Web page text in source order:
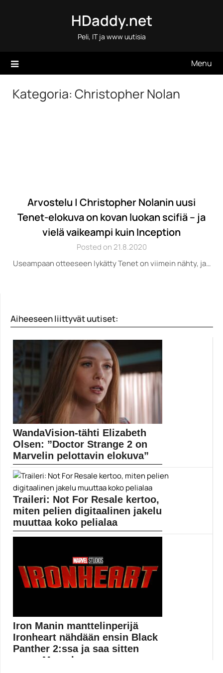
HDaddy.net
Peli, IT ja www uutisia
Menu
Kategoria: Christopher Nolan
Arvostelu | Christopher Nolanin uusi
Tenet-elokuva on kovan luokan scifiä – ja
vielä vaikeampi kuin Inception
Posted on 21.8.2020
Useampaan otteeseen lykätty Tenet on viimein nähty, ja…
Aiheeseen liittyvät uutiset:
WandaVision-tähti Elizabeth
Olsen: ”Doctor Strange 2 on
Marvelin pelottavin elokuva”
Doctor Strange in the Multiverse of Madness -elokuva...
Doctor Strange in the Multiverse of Madness
Traileri: Not For Resale kertoo,
miten pelien digitaalinen jakelu
muuttaa koko pelialaa
Iron Manin manttelinperijä
Ironheart nähdään ensin Black
Panther 2:ssa ja saa sitten
oman Marvel-sar...